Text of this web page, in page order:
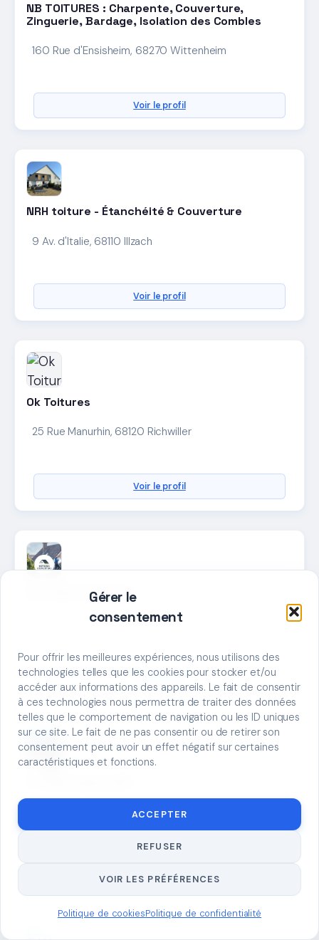
Gérer le
consentement
Pour offrir les meilleures expériences, nous utilisons des
technologies telles que les cookies pour stocker et/ou
accéder aux informations des appareils. Le fait de consentir
à ces technologies nous permettra de traiter des données
telles que le comportement de navigation ou les ID uniques
sur ce site. Le fait de ne pas consentir ou de retirer son
consentement peut avoir un effet négatif sur certaines
caractéristiques et fonctions.
ACCEPTER
REFUSER
VOIR LES PRÉFÉRENCES
Politique de cookiesPolitique de confidentialité
NB TOITURES : Charpente, Couverture,
Zinguerie, Bardage, Isolation des Combles
160 Rue d'Ensisheim, 68270 Wittenheim
Voir le profil
NRH toiture - Étanchéité & Couverture
9 Av. d'Italie, 68110 Illzach
Voir le profil
Ok Toitures
25 Rue Manurhin, 68120 Richwiller
Voir le profil
Oztung Couverture
2 A Rue du 21 Novembre, 68720 Illfurth
Voir le profil
7 Rue Traversière 68700, 68700 Cernay